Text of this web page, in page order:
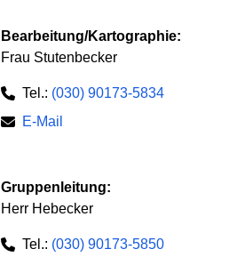
Bearbeitung/Kartographie:
Frau Stutenbecker
Tel.: (030) 90173-5834
E-Mail
Gruppenleitung:
Herr Hebecker
Tel.: (030) 90173-5850